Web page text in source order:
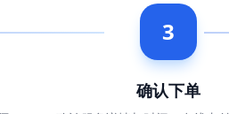
3
确认下单